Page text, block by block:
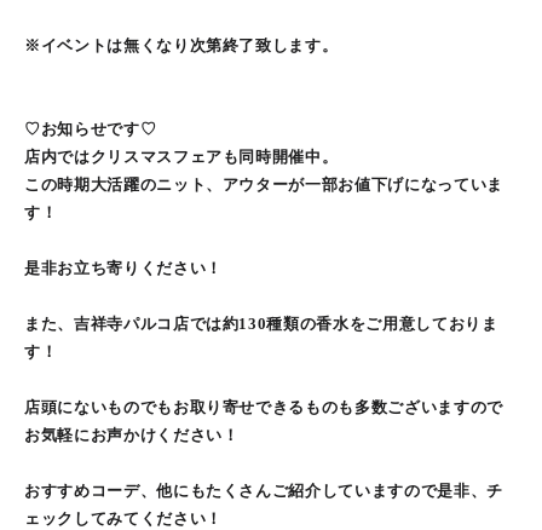
※イベントは無くなり次第終了致します。
♡お知らせです♡
店内ではクリスマスフェアも同時開催中。
この時期大活躍のニット、アウターが一部お値下げになっていま
す！
是非お立ち寄りください！
また、吉祥寺パルコ店では約130種類の香水をご用意しておりま
す！
店頭にないものでもお取り寄せできるものも多数ございますので
お気軽にお声かけください！
おすすめコーデ、他にもたくさんご紹介していますので是非、チ
ェックしてみてください！